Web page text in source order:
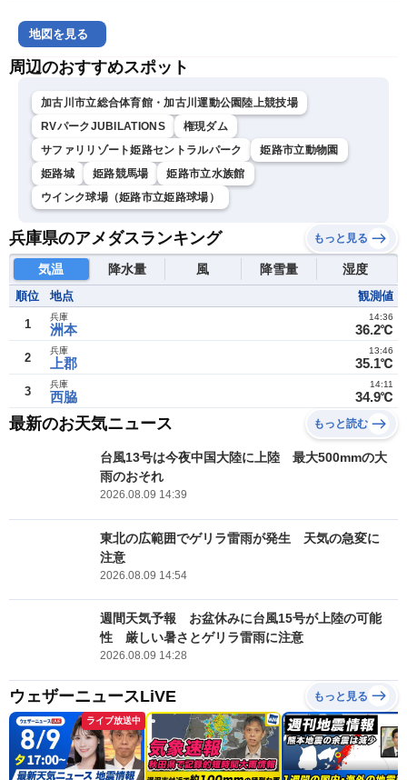
地図を見る
周辺のおすすめスポット
加古川市立総合体育館・加古川運動公園陸上競技場
RVパークJUBILATIONS
権現ダム
サファリリゾート姫路セントラルパーク
姫路市立動物園
姫路城
姫路競馬場
姫路市立水族館
ウインク球場（姫路市立姫路球場）
兵庫県のアメダスランキング もっと見る
気温 降水量 風 降雪量 湿度
順位 地点 観測値
1 洲本
兵庫
36.2℃
14:36
2 上郡
兵庫
35.1℃
13:46
3 西脇
兵庫
34.9℃
14:11
最新のお天気ニュース もっと読む
台風13号は今夜中国大陸に上陸 最大500mmの大
雨のおそれ
2026.08.09 14:39
東北の広範囲でゲリラ雷雨が発生 天気の急変に
注意
2026.08.09 14:54
週間天気予報 お盆休みに台風15号が上陸の可能
性 厳しい暑さとゲリラ雷雨に注意
2026.08.09 14:28
ウェザーニュースLiVE もっと見る
ライブ放送中